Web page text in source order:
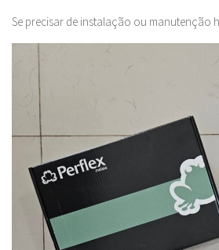
Se precisar de instalação ou manutenção